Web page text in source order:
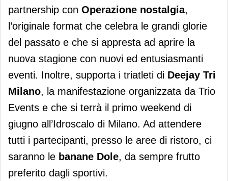
partnership con Operazione nostalgia,
l’originale format che celebra le grandi glorie
del passato e che si appresta ad aprire la
nuova stagione con nuovi ed entusiasmanti
eventi. Inoltre, supporta i triatleti di Deejay Tri
Milano, la manifestazione organizzata da Trio
Events e che si terrà il primo weekend di
giugno all’Idroscalo di Milano. Ad attendere
tutti i partecipanti, presso le aree di ristoro, ci
saranno le banane Dole, da sempre frutto
preferito dagli sportivi.